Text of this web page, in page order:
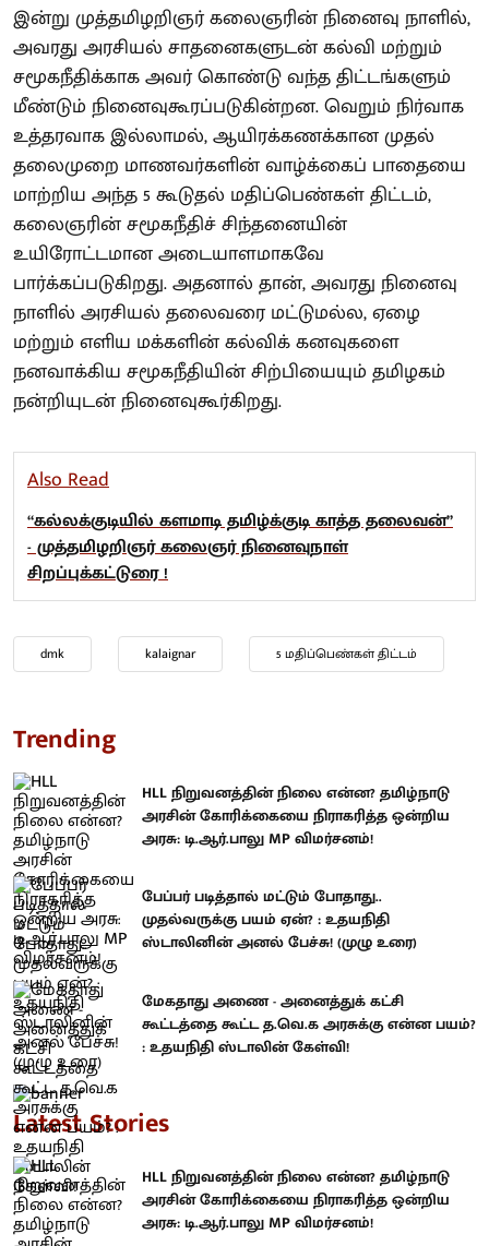
இன்று முத்தமிழறிஞர் கலைஞரின் நினைவு நாளில்,
அவரது அரசியல் சாதனைகளுடன் கல்வி மற்றும்
சமூகநீதிக்காக அவர் கொண்டு வந்த திட்டங்களும்
மீண்டும் நினைவுகூரப்படுகின்றன. வெறும் நிர்வாக
உத்தரவாக இல்லாமல், ஆயிரக்கணக்கான முதல்
தலைமுறை மாணவர்களின் வாழ்க்கைப் பாதையை
மாற்றிய அந்த 5 கூடுதல் மதிப்பெண்கள் திட்டம்,
கலைஞரின் சமூகநீதிச் சிந்தனையின்
உயிரோட்டமான அடையாளமாகவே
பார்க்கப்படுகிறது. அதனால் தான், அவரது நினைவு
நாளில் அரசியல் தலைவரை மட்டுமல்ல, ஏழை
மற்றும் எளிய மக்களின் கல்விக் கனவுகளை
நனவாக்கிய சமூகநீதியின் சிற்பியையும் தமிழகம்
நன்றியுடன் நினைவுகூர்கிறது.
Also Read
“கல்லக்குடியில் களமாடி தமிழ்க்குடி காத்த தலைவன்”
- முத்தமிழறிஞர் கலைஞர் நினைவுநாள்
சிறப்புக்கட்டுரை !
dmk kalaignar 5 மதிப்பெண்கள் திட்டம்
Trending
HLL நிறுவனத்தின் நிலை என்ன? தமிழ்நாடு
அரசின் கோரிக்கையை நிராகரித்த ஒன்றிய
அரசு: டி.ஆர்.பாலு MP விமர்சனம்!
பேப்பர் படித்தால் மட்டும் போதாது..
முதல்வருக்கு பயம் ஏன்? : உதயநிதி
ஸ்டாலினின் அனல் பேச்சு! (முழு உரை)
மேகதாது அணை - அனைத்துக் கட்சி
கூட்டத்தை கூட்ட த.வெ.க அரசுக்கு என்ன பயம்?
: உதயநிதி ஸ்டாலின் கேள்வி!
Latest Stories
HLL நிறுவனத்தின் நிலை என்ன? தமிழ்நாடு
அரசின் கோரிக்கையை நிராகரித்த ஒன்றிய
அரசு: டி.ஆர்.பாலு MP விமர்சனம்!